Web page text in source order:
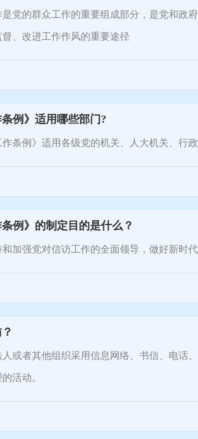
的群众工作的重要组成部分，是党和政府
督、改进工作作风的重要途径
条例》适用哪些部门?
例》适用各级党的机关、人大机关、行政
条例》的制定目的是什么？
强党对信访工作的全面领导，做好新时代
者其他组织采用信息网络、书信、电话、
活动。